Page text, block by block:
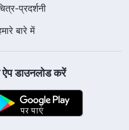
प्रदर्शनी
बारे में
ऐप डाउनलोड करें